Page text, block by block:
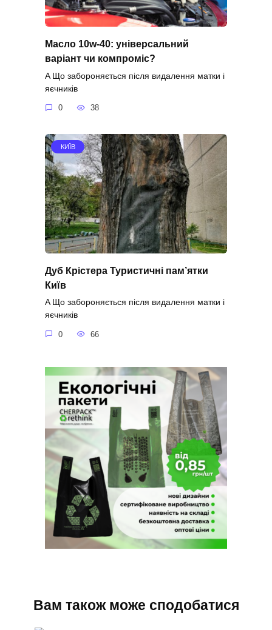
Масло 10w-40: універсальний
варіант чи компроміс?
A Що забороняється після видалення матки і
яєчників
0 38
КИЇВ
Дуб Крістера Туристичні пам’ятки
Київ
A Що забороняється після видалення матки і
яєчників
0 66
Вам також може сподобатися